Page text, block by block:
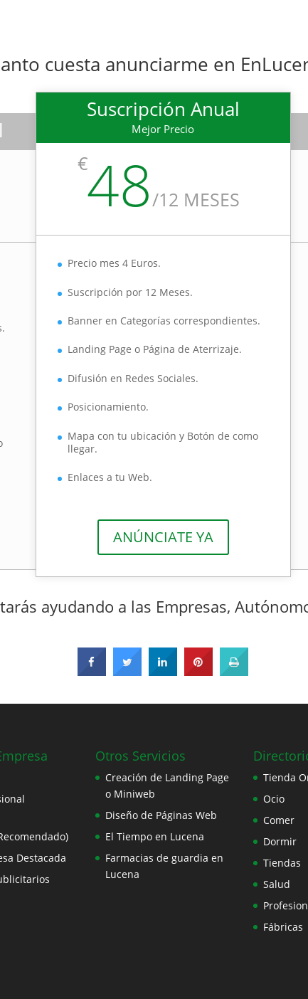
cuesta anunciarme en
Suscripción Anual
Mejor Precio
€48/12 MESES
Precio mes 4 Euros.
Suscripción por 12 Meses.
Banner en Categorías correspondientes.
Landing Page o Página de Aterrizaje.
Difusión en Redes Sociales.
Posicionamiento.
Mapa con tu ubicación y Botón de como
llegar.
Enlaces a tu Web.
ANÚNCIATE YA
ayudando a las Empresas,
Destacada
Otros Servicios
Creación de Landing Page
o Miniweb
Diseño de Páginas Web
El Tiempo en Lucena
Farmacias de guardia en
Lucena
Tienda
Ocio
Comer
Dormir
Tiendas
Salud
Fábricas